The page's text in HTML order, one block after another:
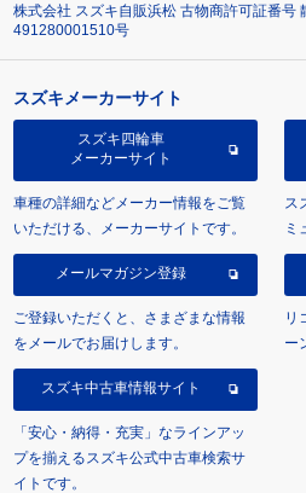
株式会社 スズキ自販浜松 古物商許可証番号
491280001510号
スズキメーカーサイト
スズキ四輪車
メーカーサイト
車種の詳細などメーカー情報をご覧
いただける、メーカーサイトです。
ス
ミ
メールマガジン登録
ご登録いただくと、さまざまな情報
をメールでお届けします。
リ
ー
スズキ中古車情報サイト
「安心・納得・充実」なラインアッ
プを揃えるスズキ公式中古車検索サ
イトです。